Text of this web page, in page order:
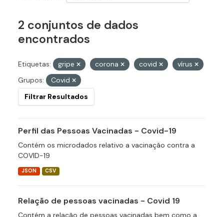
2 conjuntos de dados
encontrados
Etiquetas: gripe corona covid
vírus
Grupos:
Covid
Filtrar Resultados
Perfil das Pessoas Vacinadas - Covid-19
Contém os microdados relativo a vacinação contra a
COVID-19
JSON CSV
Relação de pessoas vacinadas - Covid 19
Contém a relação de pessoas vacinadas bem como a